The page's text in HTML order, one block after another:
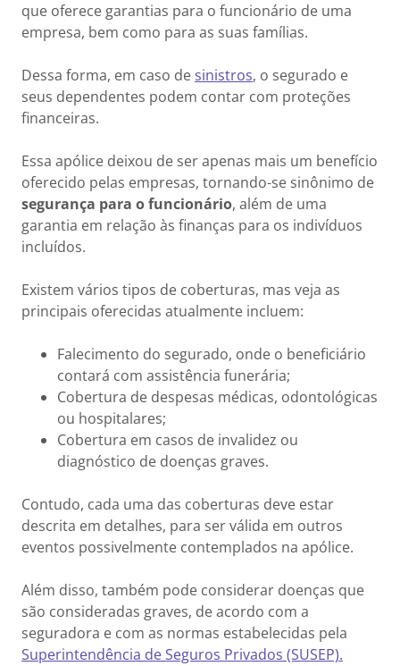
que oferece garantias para o funcionário de uma
empresa, bem como para as suas famílias.
Dessa forma, em caso desinistros, o segurado e
seus dependentes podem contar com proteções
financeiras.
Essa apólice deixou de ser apenas mais um benefício
oferecido pelas empresas, tornando-se sinônimo de
segurança para o funcionário, além de uma
garantia em relação às finanças para os indivíduos
incluídos.
Existem vários tipos de coberturas, mas veja as
principais oferecidas atualmente incluem:
Falecimento do segurado, onde o beneficiário
contará com assistência funerária;
Cobertura de despesas médicas, odontológicas
ou hospitalares;
Cobertura em casos de invalidez ou
diagnóstico de doenças graves.
Contudo, cada uma das coberturas deve estar
descrita em detalhes, para ser válida em outros
eventos possivelmente contemplados na apólice.
Além disso, também pode considerar doenças que
são consideradas graves, de acordo com a
seguradora e com as normas estabelecidas pela
Superintendência de Seguros Privados (SUSEP).